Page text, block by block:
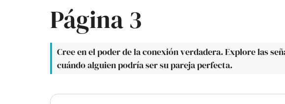
Página 3
Cree en el poder de la conexión verdadera. Explore las
cuándo alguien podría ser su pareja perfecta.